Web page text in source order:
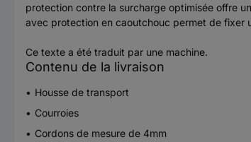
protection contre la surcharge optimisée offre
avec protection en caoutchouc permet de fixer
Ce texte a été traduit par une machine.
Contenu de la livraison
Housse de transport
Courroies
Cordons de mesure de 4mm